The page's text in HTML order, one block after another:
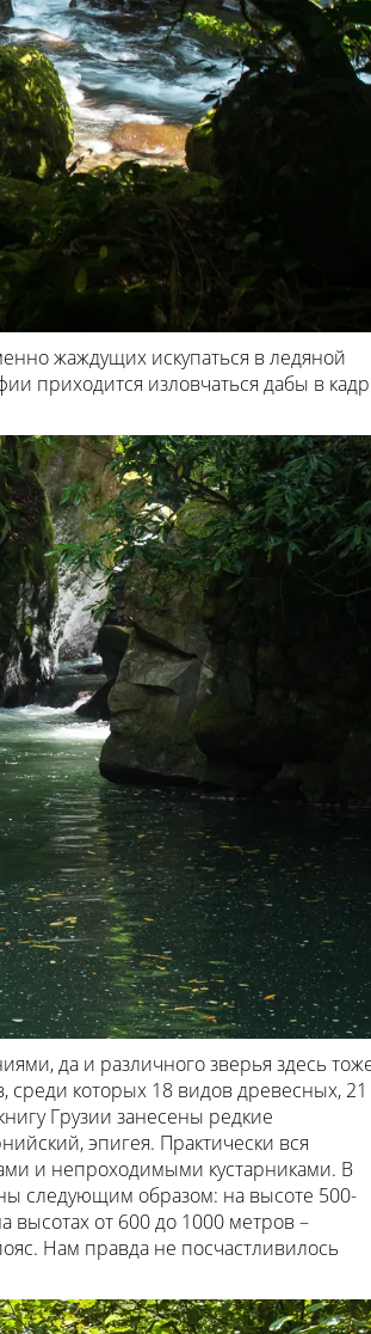
жаждущих искупаться в ледяной
приходится изловчаться дабы в кадр
да и различного зверья здесь
которых 18 видов древесных, 21
Грузии занесены редкие
эпигея. Практически вся
и непроходимыми кустарниками. В
следующим образом: на высоте 500-
от 600 до 1000 метров –
Нам правда не посчастливилось